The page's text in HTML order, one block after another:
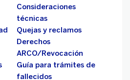
Consideraciones
técnicas
Quejas y reclamos
Derechos
ARCO/Revocación
Guía para trámites de
fallecidos